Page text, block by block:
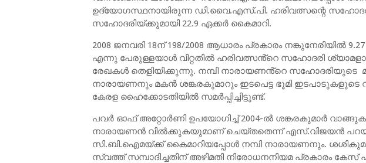
ഉദ്യോഗസ്ഥനായിരുന്ന ഡി.വൈ.എസ്.പി. ഹരിവത്സന്റെ
സഹോദരിയ്ക്കുമായി 22.9 ഏക്കര്‍ കൈമാറി.
2008 ജനവരി 18ന് 198/2008 ആധാരം പ്രകാരം നങ്കുനേരിയില്‍
എന്നു പേരുള്ളയാള്‍ വിറ്റതില്‍ ഹരിവത്സൻ്റെ സഹോദരി
രേഖകള്‍ തെളിയിക്കുന്നു. നമ്പി നാരായണൻ്റെ സഹോദരിയുടെ
നാരായണനും മകന്‍ ശങ്കരകുമാറും ഇടപെട്ട ഭൂമി ഇടപാടുകളുടെ
കേരള ഹൈക്കോടതിയില്‍ സമര്‍പ്പിച്ചിട്ടുണ്ട്.
പവര്‍ ഓഫ് അറ്റോര്‍ണി ഉപയോഗിച്ച് 2004-ല്‍ ശങ്കരകുമാര്‍
നാരായണന്‍ വില്‍ക്കുകയുമാണ് ചെയ്തതെന്ന് എസ്.വിജയന്‍
സി.ബി.ഐമയ്ക്ക് കൈമാറിയപ്പോള്‍ നമ്പി നാരായണനും.
സ്വത്ത് സമ്പാദിച്ചതിന് അഴിമതി നിരോധനനിയമ പ്രകാരം